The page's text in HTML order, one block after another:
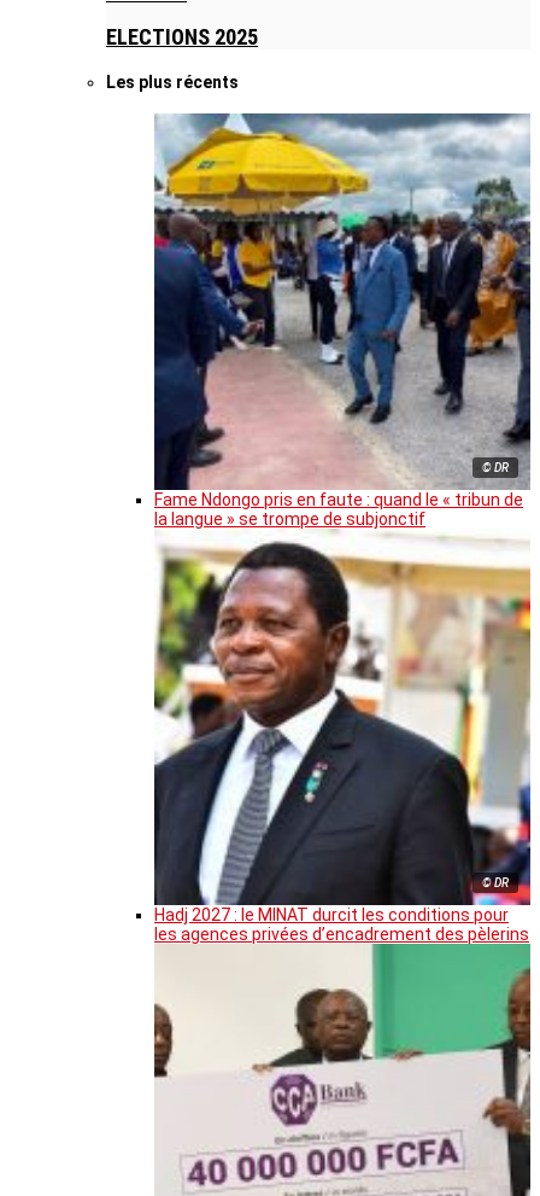
ELECTIONS 2025
Les plus récents
© DR
Fame Ndongo pris en faute : quand le « tribun de
la langue » se trompe de subjonctif
© DR
Hadj 2027 : le MINAT durcit les conditions pour
les agences privées d’encadrement des pèlerins